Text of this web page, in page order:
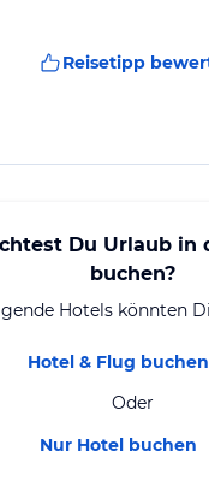
Reisetipp
Du Urlaub in
buchen?
Hotels könnten
Hotel & Flug buchen
Oder
Nur Hotel buchen